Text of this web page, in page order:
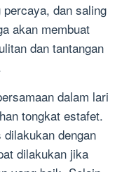
dan saling
akan membuat
dan tantangan
dalam lari
tongkat estafet.
dengan
dilakukan jika